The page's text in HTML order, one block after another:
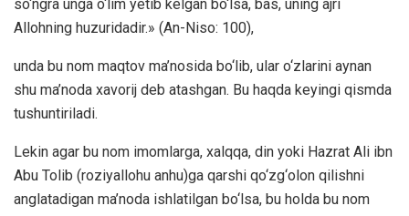
so‘ngra unga o‘lim yetib kelgan bo‘lsa, bas, uning ajri
Allohning huzuridadir.» (An-Niso: 100),
unda bu nom maqtov ma’nosida bo‘lib, ular o‘zlarini aynan
shu ma’noda xavorij deb atashgan. Bu haqda keyingi qismda
tushuntiriladi.
Lekin agar bu nom imomlarga, xalqqa, din yoki Hazrat Ali ibn
Abu Tolib (roziyallohu anhu)ga qarshi qo‘zg‘olon qilishni
anglatadigan ma’noda ishlatilgan bo‘lsa, bu holda bu nom